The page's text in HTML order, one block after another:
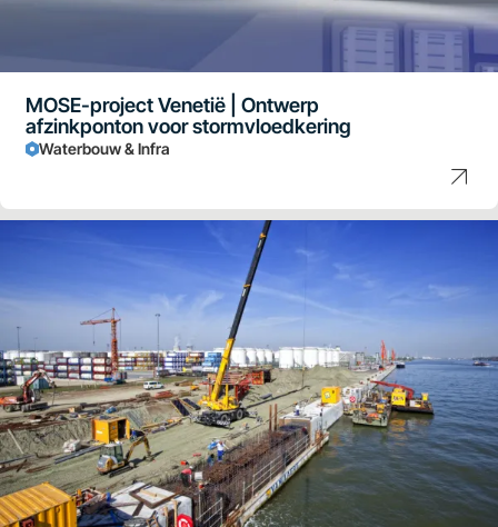
MOSE-project Venetië | Ontwerp
afzinkponton voor stormvloedkering
Waterbouw & Infra